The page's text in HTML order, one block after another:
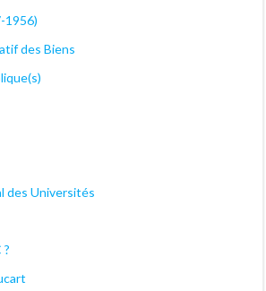
1956)
des Biens
des Universités